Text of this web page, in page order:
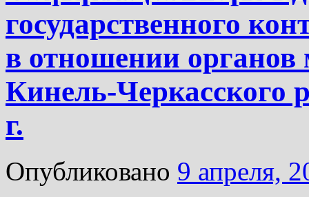
государственного
в отношении органов
Кинель-Черкасского
г.
Опубликовано 9 апреля,